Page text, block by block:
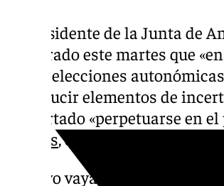
El presidente de la Junta de
asegurado este martes que
en las elecciones
introducir elementos de
descartado «perpetuarse en
Chaves, que estuvo 19 años
«Que yo vaya a estar el